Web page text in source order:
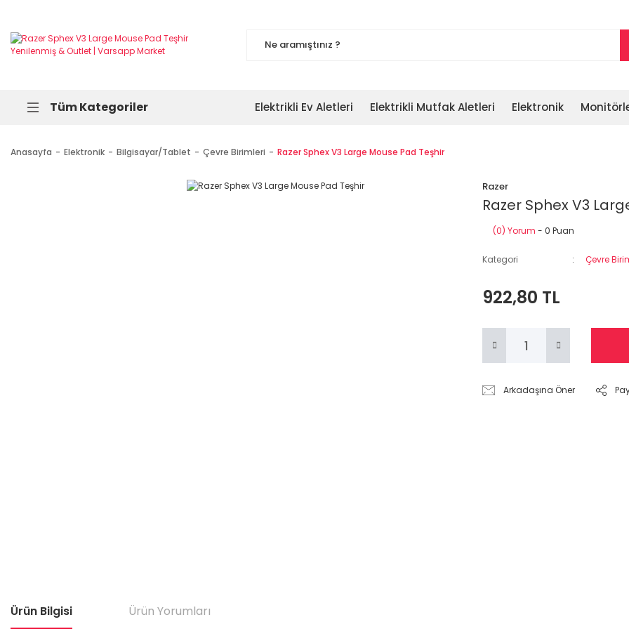
Tüm Kategoriler Elektrikli Ev Aletleri Elektrikli Mutfak Aletleri Elektronik
Anasayfa Elektronik Bilgisayar/Tablet Çevre Birimleri Razer Sphex V3 Large Mouse Pad Teşhir
Razer
Razer Sphex V3
(0) Yorum - 0 Puan
Kategori Çevre
922,80 TL
Arkadaşına Öner
Ürün Bilgisi Ürün Yorumları